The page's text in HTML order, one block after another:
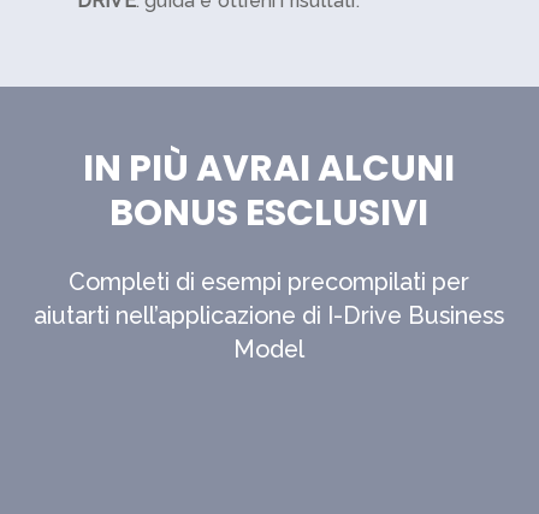
IN PIÙ AVRAI ALCUNI
BONUS ESCLUSIVI
Completi di esempi precompilati per
aiutarti nell’applicazione di I-Drive Business
Model